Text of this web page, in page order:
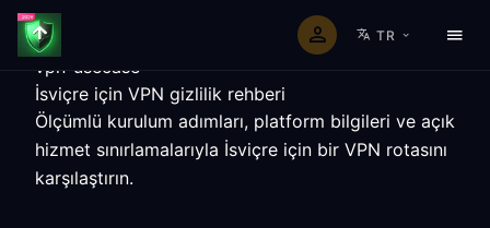
TR
vpn-usecase
İsviçre için VPN gizlilik rehberi
Ölçümlü kurulum adımları, platform bilgileri ve açık
hizmet sınırlamalarıyla İsviçre için bir VPN rotasını
karşılaştırın.